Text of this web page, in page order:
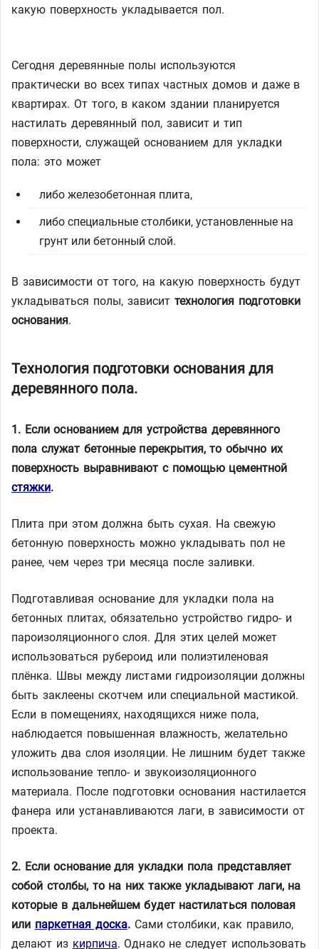
какую поверхность укладывается пол.
Сегодня деревянные полы используются
практически во всех типах частных домов и даже в
квартирах. От того, в каком здании планируется
настилать деревянный пол, зависит и тип
поверхности, служащей основанием для укладки
пола: это может
либо железобетонная плита,
либо специальные столбики, установленные на
грунт или бетонный слой.
В зависимости от того, на какую поверхность будут
укладываться полы, зависит технология подготовки
основания.
Технология подготовки основания для
деревянного пола.
1. Если основанием для устройства деревянного
пола служат бетонные перекрытия, то обычно их
поверхность выравнивают с помощью цементной
стяжки.
Плита при этом должна быть сухая. На свежую
бетонную поверхность можно укладывать пол не
ранее, чем через три месяца после заливки.
Подготавливая основание для укладки пола на
бетонных плитах, обязательно устройство гидро- и
пароизоляционного слоя. Для этих целей может
использоваться рубероид или полиэтиленовая
плёнка. Швы между листами гидроизоляции должны
быть заклеены скотчем или специальной мастикой.
Если в помещениях, находящихся ниже пола,
наблюдается повышенная влажность, желательно
уложить два слоя изоляции. Не лишним будет также
использование тепло- и звукоизоляционного
материала. После подготовки основания настилается
фанера или устанавливаются лаги, в зависимости от
проекта.
2. Если основание для укладки пола представляет
собой столбы, то на них также укладывают лаги, на
которые в дальнейшем будет настилаться половая
или паркетная доска. Сами столбики, как правило,
делают из кирпича. Однако не следует использовать